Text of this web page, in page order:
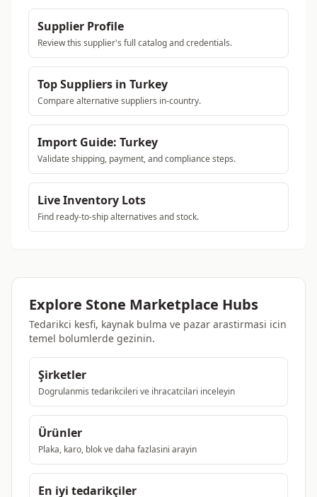
Supplier Profile
Review this supplier's full catalog and credentials.
Top Suppliers in Turkey
Compare alternative suppliers in-country.
Import Guide: Turkey
Validate shipping, payment, and compliance steps.
Live Inventory Lots
Find ready-to-ship alternatives and stock.
Explore Stone Marketplace Hubs
Tedarikci kesfi, kaynak bulma ve pazar arastirmasi icin
temel bolumlerde gezinin.
Şirketler
Dogrulanmis tedarikcileri ve ihracatcilari inceleyin
Ürünler
Plaka, karo, blok ve daha fazlasini arayin
En iyi tedarikçiler